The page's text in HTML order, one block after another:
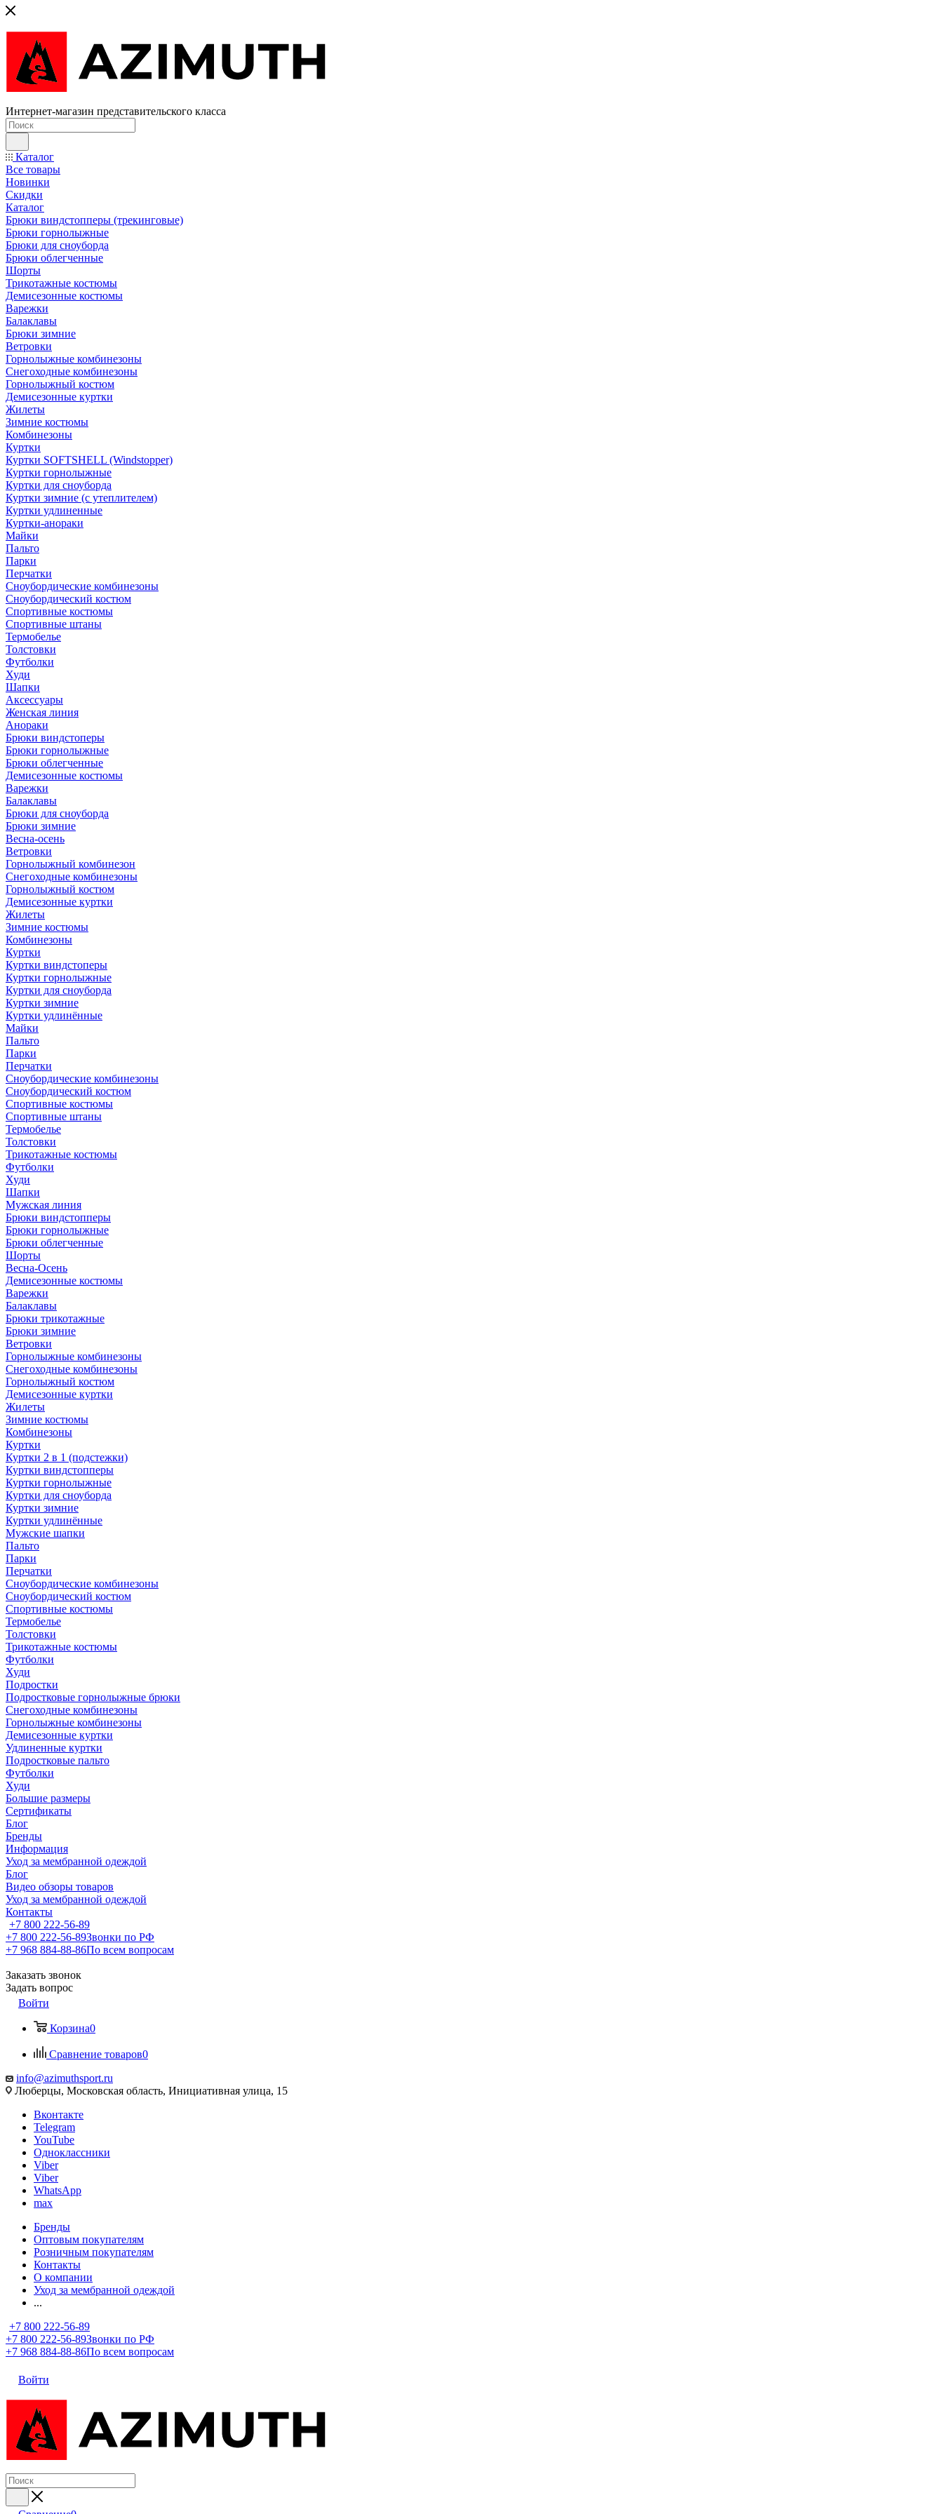
Интернет-магазин представительского класса
Каталог
Все товары
Новинки
Скидки
Каталог
Брюки виндстопперы (трекинговые)
Брюки горнолыжные
Брюки для сноуборда
Брюки облегченные
Шорты
Трикотажные костюмы
Демисезонные костюмы
Варежки
Балаклавы
Брюки зимние
Ветровки
Горнолыжные комбинезоны
Снегоходные комбинезоны
Горнолыжный костюм
Демисезонные куртки
Жилеты
Зимние костюмы
Комбинезоны
Куртки
Куртки SOFTSHELL (Windstopper)
Куртки горнолыжные
Куртки для сноуборда
Куртки зимние (с утеплителем)
Куртки удлиненные
Куртки-анораки
Майки
Пальто
Парки
Перчатки
Сноубордические комбинезоны
Сноубордический костюм
Спортивные костюмы
Спортивные штаны
Термобелье
Толстовки
Футболки
Худи
Шапки
Аксессуары
Женская линия
Анораки
Брюки виндстоперы
Брюки горнолыжные
Брюки облегченные
Демисезонные костюмы
Варежки
Балаклавы
Брюки для сноуборда
Брюки зимние
Весна-осень
Ветровки
Горнолыжный комбинезон
Снегоходные комбинезоны
Горнолыжный костюм
Демисезонные куртки
Жилеты
Зимние костюмы
Комбинезоны
Куртки
Куртки виндстоперы
Куртки горнолыжные
Куртки для сноуборда
Куртки зимние
Куртки удлинённые
Майки
Пальто
Парки
Перчатки
Сноубордические комбинезоны
Сноубордический костюм
Спортивные костюмы
Спортивные штаны
Термобелье
Толстовки
Трикотажные костюмы
Футболки
Худи
Шапки
Мужская линия
Брюки виндстопперы
Брюки горнолыжные
Брюки облегченные
Шорты
Весна-Осень
Демисезонные костюмы
Варежки
Балаклавы
Брюки трикотажные
Брюки зимние
Ветровки
Горнолыжные комбинезоны
Снегоходные комбинезоны
Горнолыжный костюм
Демисезонные куртки
Жилеты
Зимние костюмы
Комбинезоны
Куртки
Куртки 2 в 1 (подстежки)
Куртки виндстопперы
Куртки горнолыжные
Куртки для сноуборда
Куртки зимние
Куртки удлинённые
Мужские шапки
Пальто
Парки
Перчатки
Сноубордические комбинезоны
Сноубордический костюм
Спортивные костюмы
Термобелье
Толстовки
Трикотажные костюмы
Футболки
Худи
Подростки
Подростковые горнолыжные брюки
Снегоходные комбинезоны
Горнолыжные комбинезоны
Демисезонные куртки
Удлиненные куртки
Подростковые пальто
Футболки
Худи
Большие размеры
Сертификаты
Блог
Бренды
Информация
Уход за мембранной одеждой
Блог
Видео обзоры товаров
Уход за мембранной одеждой
Контакты
+7 800 222-56-89
+7 800 222-56-89Звонки по РФ
+7 968 884-88-86По всем вопросам
Заказать звонок
Задать вопрос
Войти
Корзина0
Сравнение товаров0
info@azimuthsport.ru
Люберцы, Московская область, Инициативная улица, 15
Вконтакте
Telegram
YouTube
Одноклассники
Viber
Viber
WhatsApp
max
Бренды
Оптовым покупателям
Розничным покупателям
Контакты
О компании
Уход за мембранной одеждой
...
+7 800 222-56-89
+7 800 222-56-89Звонки по РФ
+7 968 884-88-86По всем вопросам
Войти